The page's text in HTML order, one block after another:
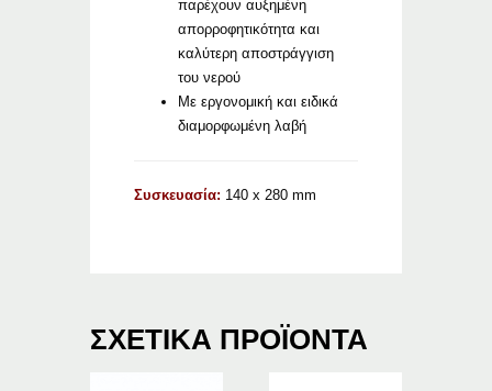
παρέχουν αυξημένη
απορροφητικότητα και
καλύτερη αποστράγγιση
του νερού
Με εργονομική και ειδικά
διαμορφωμένη λαβή
Συσκευασία: 140 x 280 mm
ΣΧΕΤΙΚΆ ΠΡΟΪΌΝΤΑ